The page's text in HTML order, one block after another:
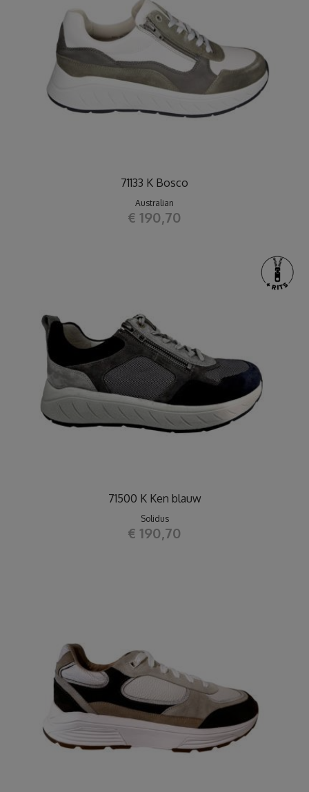
71133 K Bosco
Australian
€ 190,70
71500 K Ken blauw
Solidus
€ 190,70